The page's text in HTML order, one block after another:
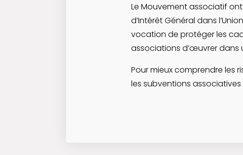
Le Mouvement associatif
d’Intérêt Général dans
vocation de protéger les
associations d’œuvrer dans
Pour mieux comprendre les
les subventions associatives